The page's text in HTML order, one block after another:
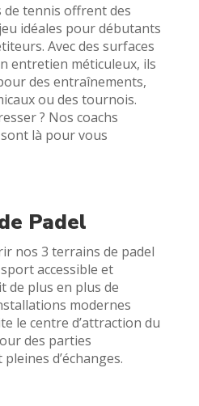
tennis offrent des
idéales pour débutants
Avec des surfaces
entretien méticuleux, ils
des entraînements,
ou des tournois.
? Nos coachs
là pour vous
Padel
nos 3 terrains de padel
accessible et
de plus en plus de
modernes
le centre d’attraction du
des parties
d’échanges.